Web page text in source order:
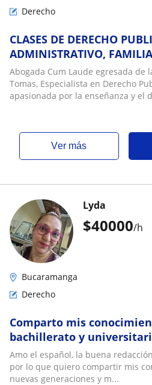
Derecho
CLASES DE DERECHO
ADMINISTRATIVO,
OBLIGACIONES
Abogada Cum Laude egresada de
Tomas, Especialista en Derecho
apasionada por la enseñanza y el
ver más
$40000/h
Lyda
Bucaramanga
Derecho
Comparto mis
bachillerato y
Amo el español, la buena
por lo que quiero compartir mis
nuevas generaciones y m...